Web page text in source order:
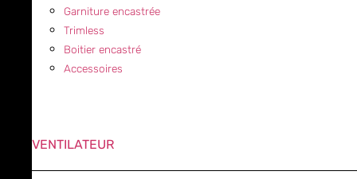
Garniture encastrée
Trimless
Boitier encastré
Accessoires
VENTILATEUR